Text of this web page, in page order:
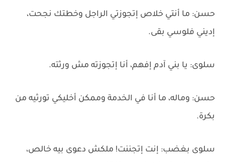
حسن: ما أنتي خلاص إتجوزتي الراجل وخطتك نجحت،
إديني فلوسي بقى.
سلوى: يا بني آدم إفهم، أنا إتجوزته مش ورثته.
حسن: وماله، ما أنا في الخدمة وممكن أخليكي تورثيه من
بكرة.
سلوى بغضب: إنت إتجننت! ملكش دعوى بيه خالص،